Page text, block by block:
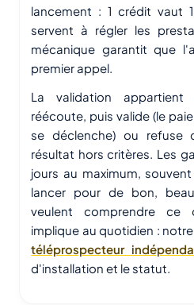
lancement : 1 crédit vaut
servent à régler les
mécanique garantit que
premier appel.
La validation
réécoute, puis valide (le
se déclenche) ou refuse
résultat hors critères. Les
jours au maximum,
lancer pour de bon,
veulent comprendre ce
implique au quotidien :
téléprospecteur
d'installation et le statut.